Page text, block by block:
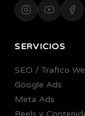
SERVICIOS
SEO / Trafico
Google Ads
Meta Ads
Reels y